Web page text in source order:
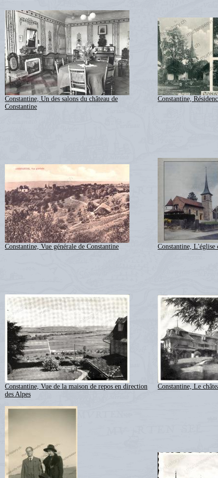
Constantine, Un des salons du château de
Constantine
Constantine,
Constantine, Vue générale de Constantine Constantine, L'église
Constantine, Vue de la maison de repos en direction
des Alpes
Constantine, Le